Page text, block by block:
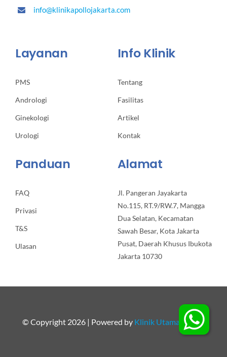
info@klinikapollojakarta.com
Layanan
PMS
Andrologi
Ginekologi
Urologi
Info Klinik
Tentang
Fasilitas
Artikel
Kontak
Panduan
FAQ
Privasi
T&S
Ulasan
Alamat
Jl. Pangeran Jayakarta
No.115, RT.9/RW.7, Mangga
Dua Selatan, Kecamatan
Sawah Besar, Kota Jakarta
Pusat, Daerah Khusus Ibukota
Jakarta 10730
© Copyright 2026 | Powered by Klinik Utama Apollo